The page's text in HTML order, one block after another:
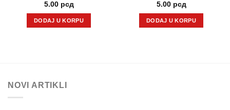
5.00 рсд
DODAJ U KORPU
5.00 рсд
DODAJ U KORPU
NOVI ARTIKLI